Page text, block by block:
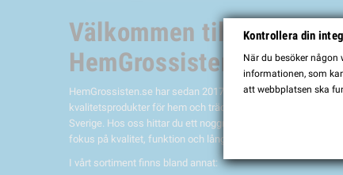
Välkommen till
HemGrossisten.se
HemGrossisten.se har sedan 2017 erbjudit
kvalitetsprodukter för hem och trädgård till kunder över hela
Sverige. Hos oss hittar du ett noggrant utvalt sortiment med
fokus på kvalitet, funktion och lång hållbarhet.
I vårt sortiment finns bland annat:
Kontrollera din
När du besöker
informationen, som
att webbplatsen ska